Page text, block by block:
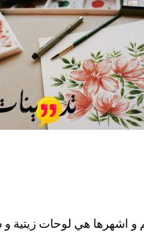
و اشهرها هي لوحات